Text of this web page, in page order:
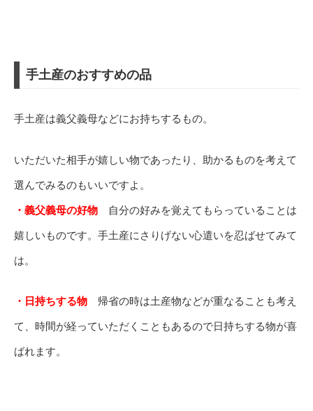
手土産のおすすめの品
手土産は義父義母などにお持ちするもの。
いただいた相手が嬉しい物であったり、助かるものを考えて
選んでみるのもいいですよ。
・義父義母の好物 自分の好みを覚えてもらっていることは
嬉しいものです。手土産にさりげない心遣いを忍ばせてみて
は。
・日持ちする物 帰省の時は土産物などが重なることも考え
て、時間が経っていただくこともあるので日持ちする物が喜
ばれます。